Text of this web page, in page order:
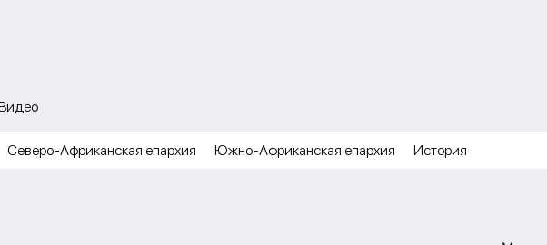
Северо-Африканская епархия Южно-Африканская епархия История